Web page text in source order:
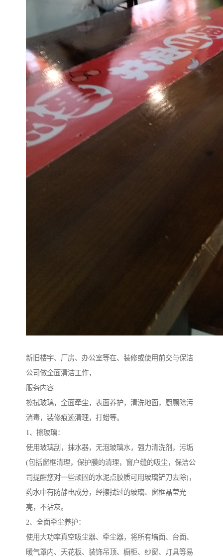
新旧楼宇、厂房、办公室等在、装修或使用前交与保洁
公司做全面清洁工作，
服务内容
擦拭玻璃，全面牵尘，表面养护，清洗地面，厨厕除污
消毒，装修痕迹清理，打蜡等。
1、擦玻璃：
使用玻璃刮，抹水器，无泡玻璃水，强力清洗剂，污垢
(包括窗框清理，保护膜的清理，窗户缝的吸尘，保洁公
司提醒您对一些顽固的水泥点胶质可用玻璃铲刀去除)，
药水中有防静电成分，经擦拭过的玻璃、窗框晶莹光
亮，不沾灰。
2、全面牵尘养护：
使用大功率真空吸尘器、牵尘器，将所有墙面、台面、
暖气罩内、天花板、装饰吊顶、橱柜、纱窗、灯具等易